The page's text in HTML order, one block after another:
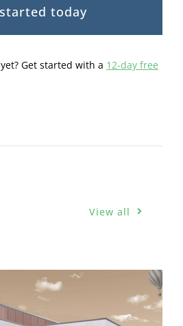
today
Get started with a 12-day free
View all